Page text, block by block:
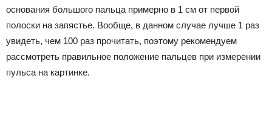
основания большого пальца примерно в 1 см от первой
полоски на запястье. Вообще, в данном случае лучше 1 раз
увидеть, чем 100 раз прочитать, поэтому рекомендуем
рассмотреть правильное положение пальцев при измерении
пульса на картинке.